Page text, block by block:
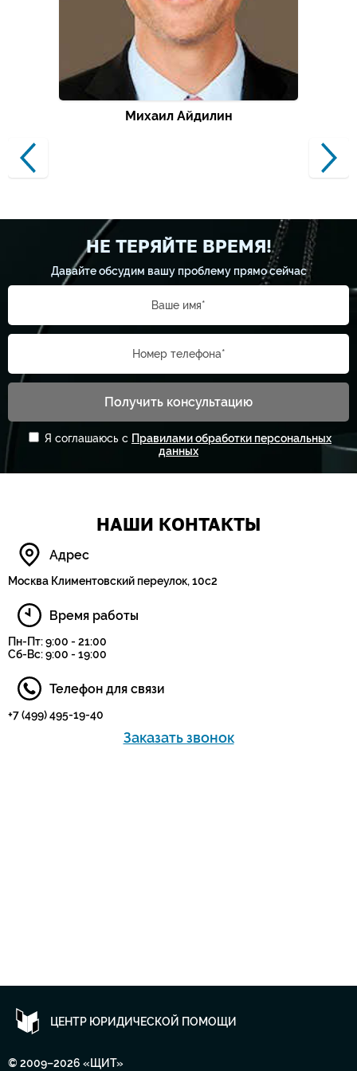
Михаил Айдилин
НЕ ТЕРЯЙТЕ ВРЕМЯ!
Давайте обсудим вашу проблему прямо сейчас
Ваше имя*
Номер телефона*
Получить консультацию
Я соглашаюсь с Правилами обработки персональных
данных
НАШИ КОНТАКТЫ
Адрес
Москва Климентовский переулок, 10с2
Время работы
Пн-Пт: 9:00 - 21:00
Сб-Вс: 9:00 - 19:00
Телефон для связи
+7 (499) 495-19-40
Заказать звонок
ЦЕНТР ЮРИДИЧЕСКОЙ ПОМОЩИ
© 2009–2026 «ЩИТ»